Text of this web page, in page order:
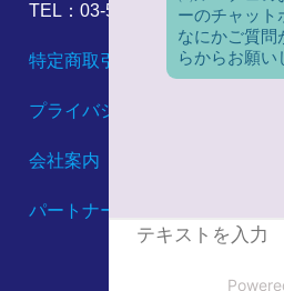
TEL：03-5860-6173
特定商取引法に基づく表記
プライバシーポリシー
会社案内
パートナーシップ構築宣言